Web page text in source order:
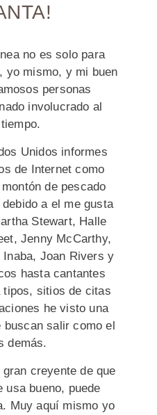
no es solo para
yo mismo, y mi buen
personas
involucrado al
Unidos informes
de Internet como
de pescado
a el me gusta
Stewart, Halle
Jenny McCarthy,
Inaba, Joan Rivers y
hasta cantantes
sitios de citas
he visto una
salir como el
demás.
creyente de que
usa bueno, puede
Muy aquí mismo yo